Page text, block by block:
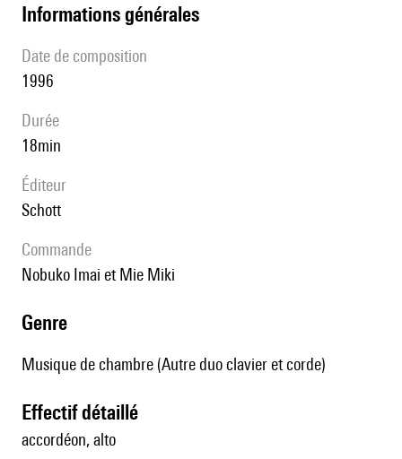
informations générales
date de composition
1996
durée
18min
éditeur
Schott
Commande
Nobuko Imai et Mie Miki
genre
Musique de chambre (Autre duo clavier et corde)
effectif détaillé
accordéon, alto